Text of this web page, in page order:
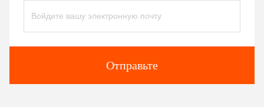
Отправьте